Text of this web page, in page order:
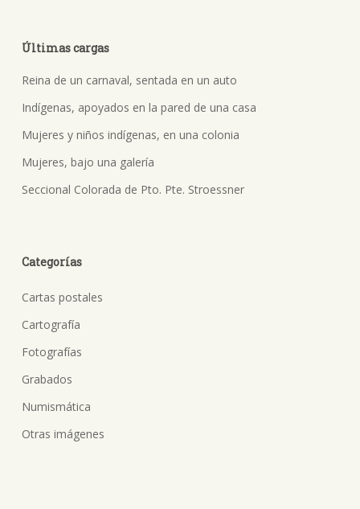
Últimas cargas
Reina de un carnaval, sentada en un auto
Indígenas, apoyados en la pared de una casa
Mujeres y niños indígenas, en una colonia
Mujeres, bajo una galería
Seccional Colorada de Pto. Pte. Stroessner
Categorías
Cartas postales
Cartografía
Fotografías
Grabados
Numismática
Otras imágenes